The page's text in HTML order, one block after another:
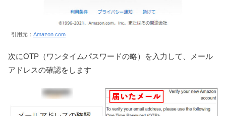
引用元： Amazon.com
次にOTP（ワンタイムパスワードの略）を入力して、メール
アドレスの確認をします